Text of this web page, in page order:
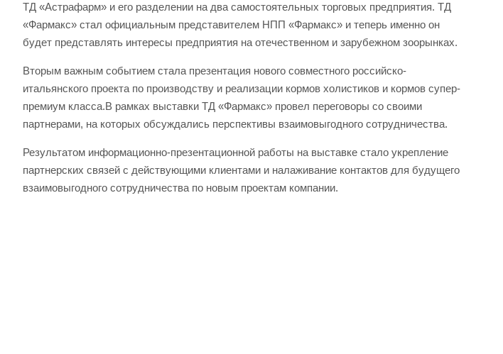
ТД «Астрафарм» и его разделении на два самостоятельных торговых предприятия. ТД
«Фармакс» стал официальным представителем НПП «Фармакс» и теперь именно он
будет представлять интересы предприятия на отечественном и зарубежном зоорынках.
Вторым важным событием стала презентация нового совместного российско-
итальянского проекта по производству и реализации кормов холистиков и кормов супер-
премиум класса.В рамках выставки ТД «Фармакс» провел переговоры со своими
партнерами, на которых обсуждались перспективы взаимовыгодного сотрудничества.
Результатом информационно-презентационной работы на выставке стало укрепление
партнерских связей с действующими клиентами и налаживание контактов для будущего
взаимовыгодного сотрудничества по новым проектам компании.